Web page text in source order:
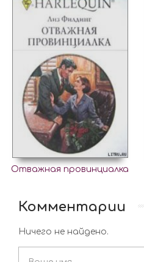
Отважная провинциалка
Комментарии
Ничего не найдено.